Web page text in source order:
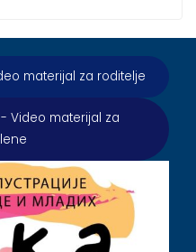
materijal za roditelje
Video materijal za